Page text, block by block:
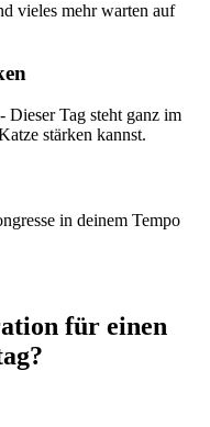
vieles mehr warten auf
Dieser Tag steht ganz im
stärken kannst.
in deinem Tempo
für einen